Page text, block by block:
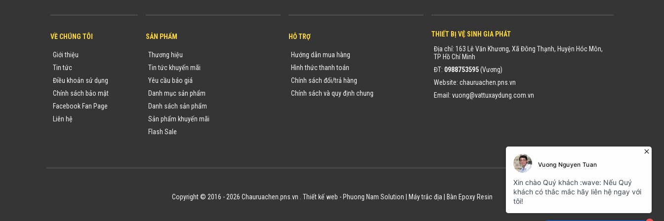
VỀ CHÚNG TÔI
Giới thiệu
Tin tức
Điều khoản sử dụng
Chính sách bảo mật
Facebook Fan Page
Liên hệ
SẢN PHẨM
Thương hiệu
Tin tức khuyến mãi
Yêu cầu báo giá
Danh mục sản phẩm
Danh sách sản phẩm
Sản phẩm khuyến mãi
Flash Sale
HỖ TRỢ
Hướng dẫn mua hàng
Hình thức thanh toán
Chính sách đổi/trả hàng
Chính sách và quy định chung
THIẾT BỊ VỆ SINH GIA PHÁT
Địa chỉ: 163 Lê Văn Khương, Xã Đông Thạnh, Huyện Hóc Môn,
TP Hồ Chí Minh
ĐT: 0988753595(Vương)
Website: chauruachen.pns.vn
Email: vuong@vattuxaydung.com.vn
Copyright © 2016 - 2026 Chauruachen.pns.vn . Thiết kế web - Phuong Nam Solution Máy trắc địa Bàn Epoxy Resin